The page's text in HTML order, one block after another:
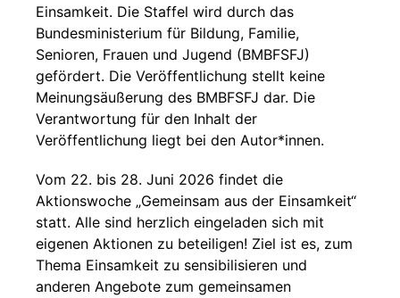
Einsamkeit. Die Staffel wird durch das
Bundesministerium für Bildung, Familie,
Senioren, Frauen und Jugend (BMBFSFJ)
gefördert. Die Veröffentlichung stellt keine
Meinungsäußerung des BMBFSFJ dar. Die
Verantwortung für den Inhalt der
Veröffentlichung liegt bei den Autor*innen.
Vom 22. bis 28. Juni 2026 findet die
Aktionswoche „Gemeinsam aus der Einsamkeit“
statt. Alle sind herzlich eingeladen sich mit
eigenen Aktionen zu beteiligen! Ziel ist es, zum
Thema Einsamkeit zu sensibilisieren und
anderen Angebote zum gemeinsamen